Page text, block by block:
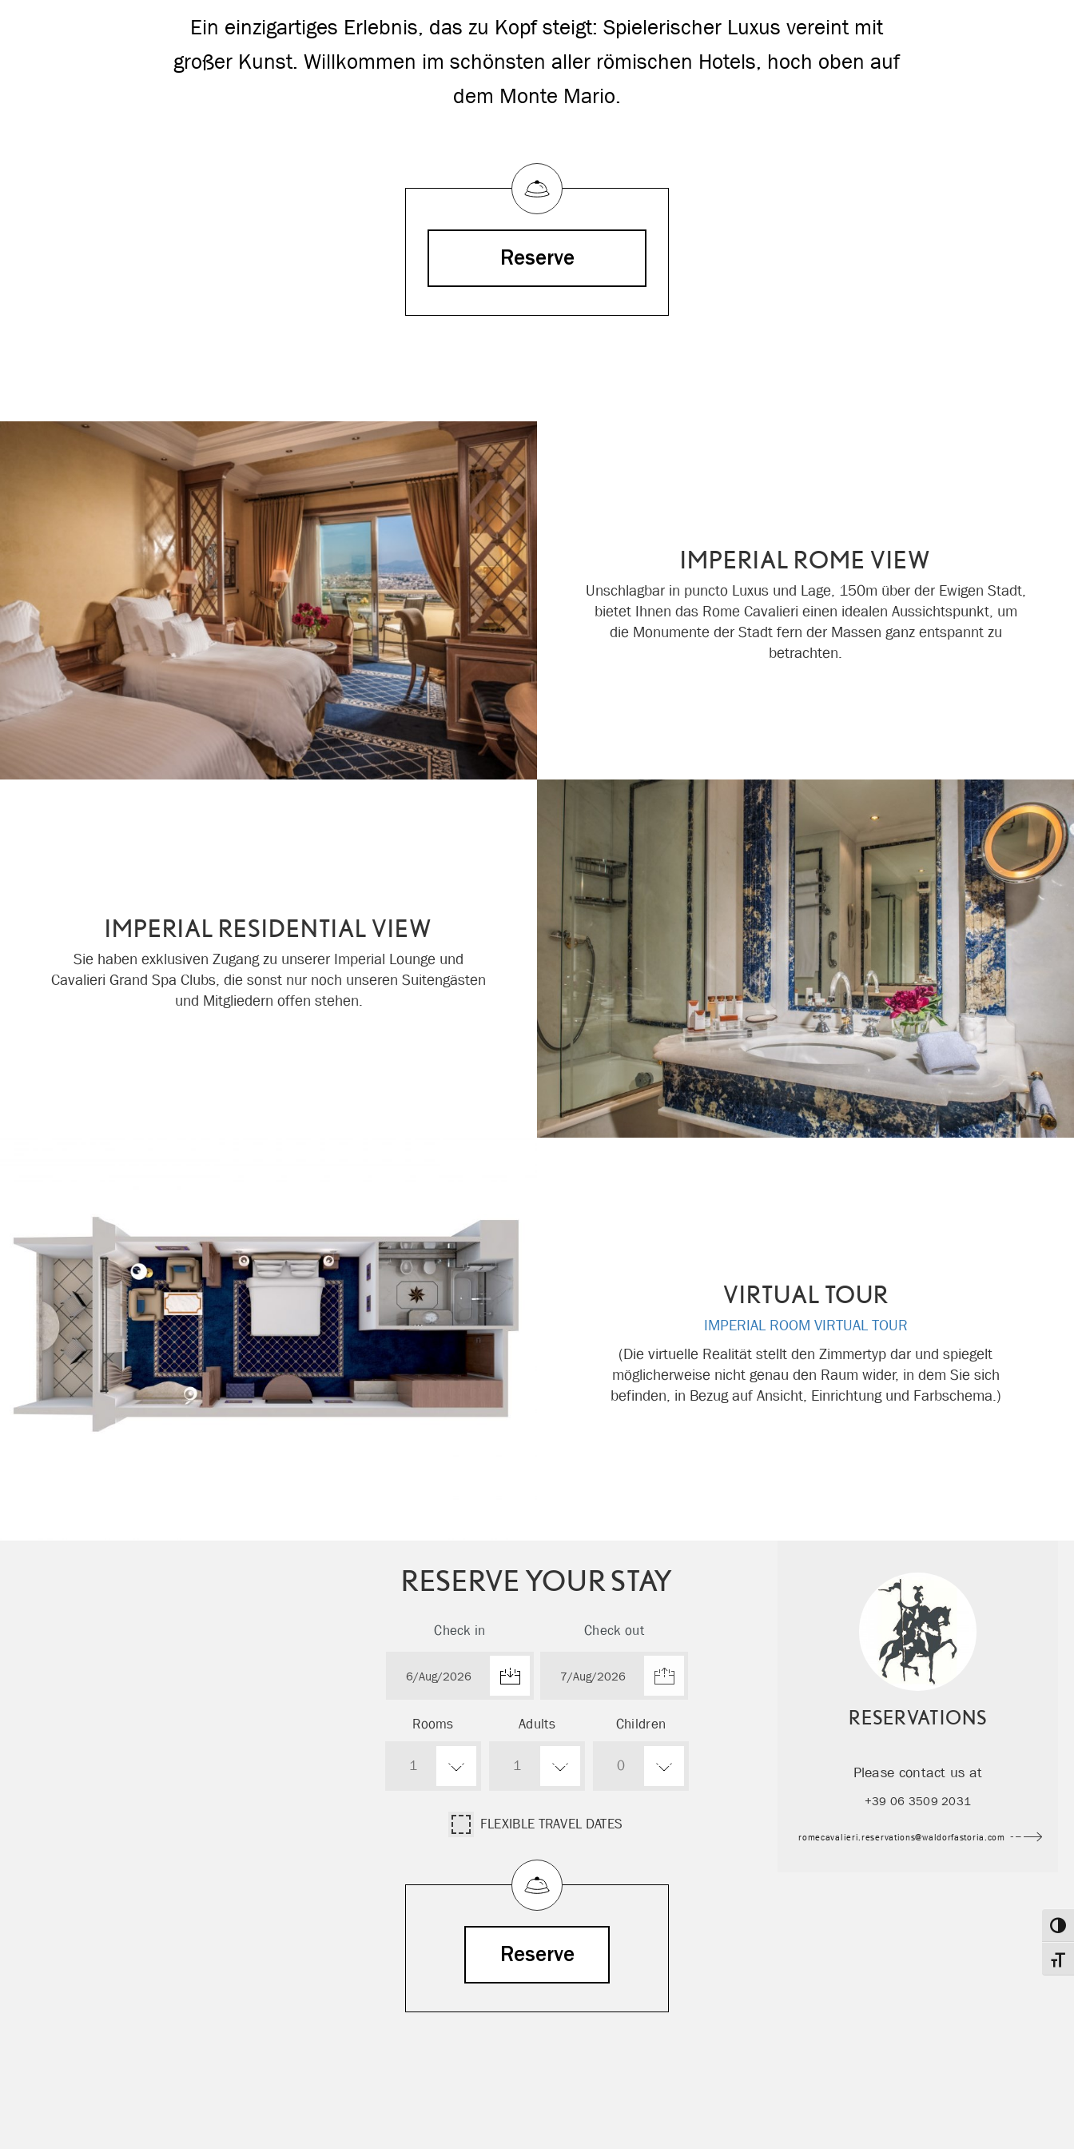
Ein einzigartiges Erlebnis, das zu Kopf steigt: Spielerischer Luxus vereint mit
großer Kunst. Willkommen im schönsten aller römischen Hotels, hoch oben auf
dem Monte Mario.
Reserve
IMPERIAL ROME VIEW
Unschlagbar in puncto Luxus und Lage, 150m über der Ewigen Stadt,
bietet Ihnen das Rome Cavalieri einen idealen Aussichtspunkt, um
die Monumente der Stadt fern der Massen ganz entspannt zu
betrachten.
IMPERIAL RESIDENTIAL VIEW
Sie haben exklusiven Zugang zu unserer Imperial Lounge und
Cavalieri Grand Spa Clubs, die sonst nur noch unseren Suitengästen
und Mitgliedern offen stehen.
VIRTUAL TOUR
IMPERIAL ROOM VIRTUAL TOUR
(Die virtuelle Realität stellt den Zimmertyp dar und spiegelt
möglicherweise nicht genau den Raum wider, in dem Sie sich
befinden, in Bezug auf Ansicht, Einrichtung und Farbschema.)
RESERVE YOUR STAY
Check in Check out
Rooms
1
Adults
1
Children
0
FLEXIBLE TRAVEL DATES
Reserve
RESERVATIONS
Please contact us at
+39 06 3509 2031
romecavalieri.reservations@waldorfastoria.com